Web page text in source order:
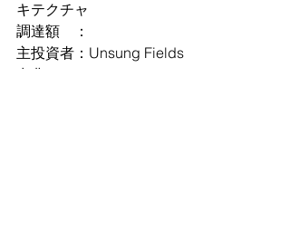
キテクチャ
調達額　：
主投資者：Unsung Fields
出典URL：